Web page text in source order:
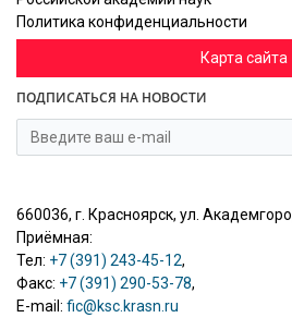
Политика конфиденциальности
Карта сайта
ПОДПИСАТЬСЯ НА НОВОСТИ
660036, г. Красноярск, ул.
Приёмная:
Тел: +7 (391) 243-45-12,
Факс: +7 (391) 290-53-78,
E-mail: fic@ksc.krasn.ru